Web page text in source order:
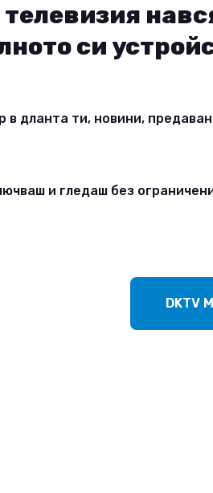
телевизия
си
в дланта ти, новини,
и гледаш без
DKTV